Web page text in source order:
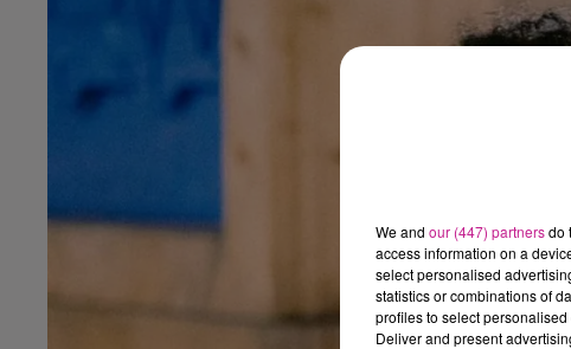
We and our (447) partnersdo
access information on a
select personalised
statistics or combinations of
profiles to select
Deliver and present